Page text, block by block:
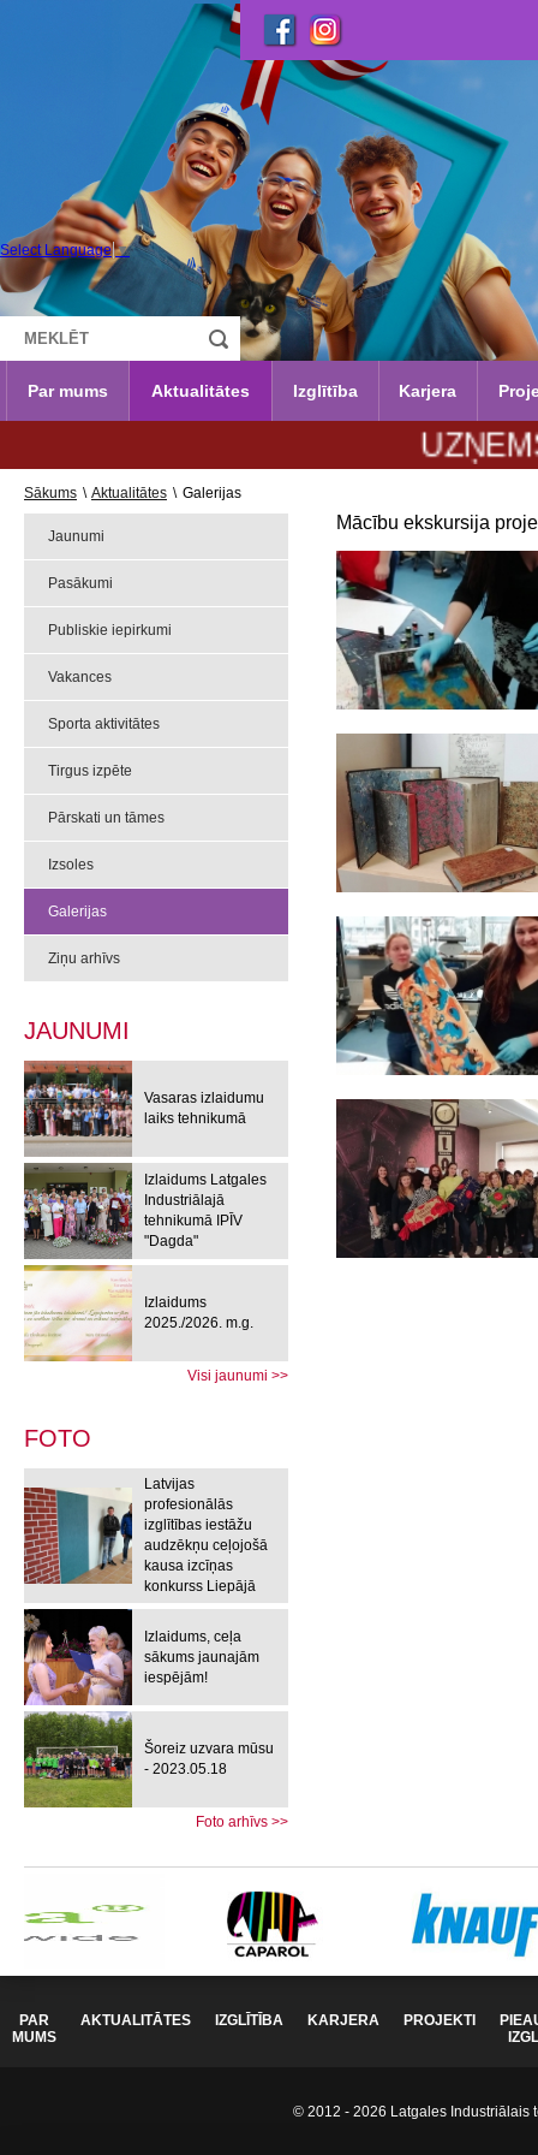
Select Language ▼
Par mums Aktualitātes Izglītība Karjera
Sākums \ Aktualitātes \ Galerijas
Jaunumi
Pasākumi
Publiskie iepirkumi
Vakances
Sporta aktivitātes
Tirgus izpēte
Pārskati un tāmes
Izsoles
Galerijas
Ziņu arhīvs
JAUNUMI
Vasaras izlaidumu
laiks tehnikumā
Izlaidums Latgales
Industriālajā
tehnikumā IPĪV
"Dagda"
Izlaidums
2025./2026. m.g.
Visi jaunumi >>
FOTO
Latvijas
profesionālās
izglītības iestāžu
audzēkņu ceļojošā
kausa izcīņas
konkurss Liepājā
Izlaidums, ceļa
sākums jaunajām
iespējām!
Šoreiz uzvara mūsu
- 2023.05.18
Foto arhīvs >>
Mācību ekskursija
PAR
MUMS
AKTUALITĀTES IZGLĪTĪBA KARJERA PROJEKTI
© 2012 - 2026 Latgales Industriālais